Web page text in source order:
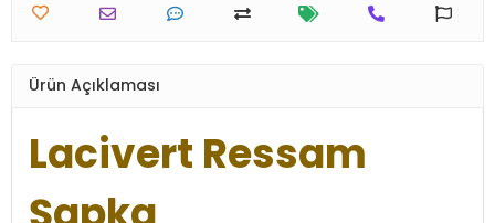
Ürün Açıklaması
Lacivert Ressam